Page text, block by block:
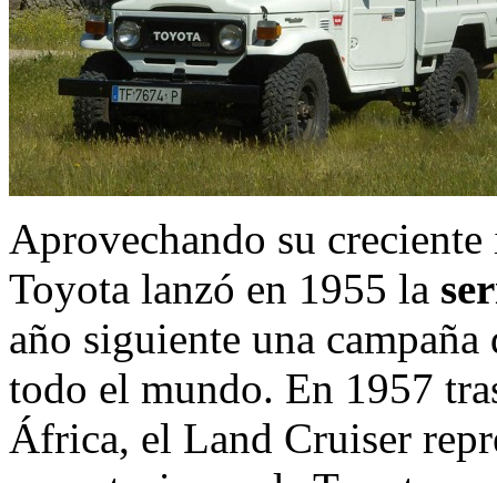
Aprovechando su
Toyota lanzó en 1955 la
año siguiente una
todo el mundo. En 1957
África, el Land Cruiser